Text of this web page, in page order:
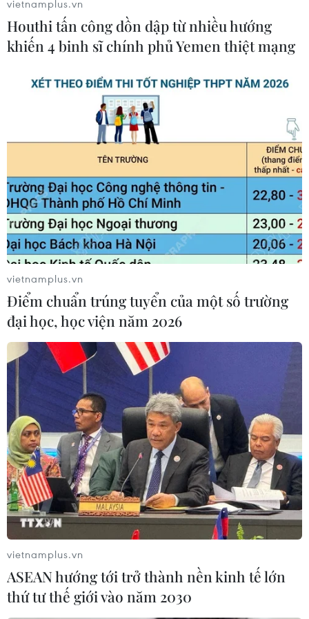
phạm quy định về quản lý, sử dụng tài sản Nhà
nước gây thất thoát lãng phí” vì liên quan đến
những vi phạm khi thực hiện dự án khu dân cư
Phước Kiển (huyện Nhà Bè)./.
#tề trí dũng #Sadeco #IPC
#thất thoát lãng phí
Tp. Hồ Chí Minh
Theo dõi VietnamPlus
TIN LIÊN QUAN
vietnamplus.vn
Houthi tấn công dồn dập từ nhiều hướng
khiến 4 binh sĩ chính phủ Yemen thiệt mạng
vietnamplus.vn
Điểm chuẩn trúng tuyển của một số trường
đại học, học viện năm 2026
vietnamplus.vn
ASEAN hướng tới trở thành nền kinh tế lớn
thứ tư thế giới vào năm 2030